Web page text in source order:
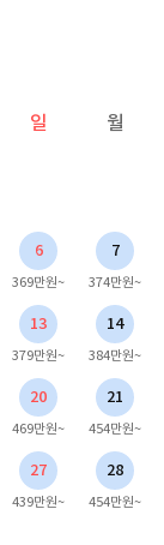
일 월
6
369만원~
7
374만원~
13
379만원~
14
384만원~
20
469만원~
21
454만원~
27
439만원~
28
454만원~